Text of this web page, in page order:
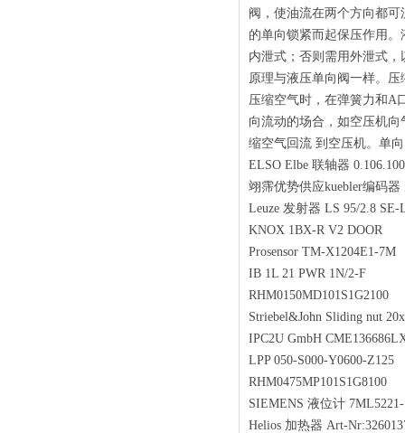
阀，使油流在两个方向都
的单向锁紧而起保压作用
内泄式；否则需用外泄式
原理与液压单向阀一样。
压缩空气时，在弹簧力和A
向流动的场合，如空压机
缩空气回流 到空压机。单
ELSO Elbe 联轴器
翊霈优势供应kuebler编码
Leuze 发射器 LS 95/2.8
KNOX 1BX-R V2 DOOR
Prosensor TM-X1204E1-
IB 1L 21 PWR 1N/2-F
RHM0150MD101S1G2100
Striebel&John Sliding nut
IPC2U GmbH
LPP 050-S000-Y0600-
RHM0475MP101S1G8100
SIEMENS 液位计
Helios 加热器 Art-